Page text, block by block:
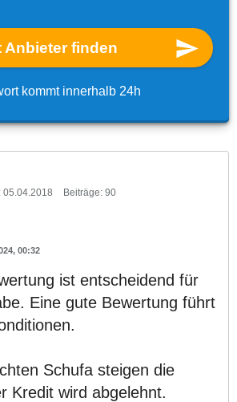
Anbieter finden
kommt innerhalb 24h
05.04.2018 Beiträge: 90
00:32
ist entscheidend für
Eine gute Bewertung führt
Schufa steigen die
Kredit wird abgelehnt.